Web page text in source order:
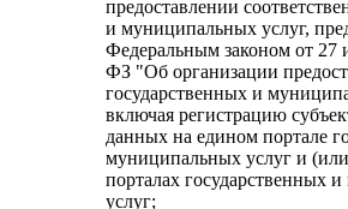
предоставлении
и муниципальных услуг,
Федеральным законом от 27
ФЗ "Об организации
государственных и
включая регистрацию
данных на едином портале
муниципальных услуг и
порталах государственных
услуг;